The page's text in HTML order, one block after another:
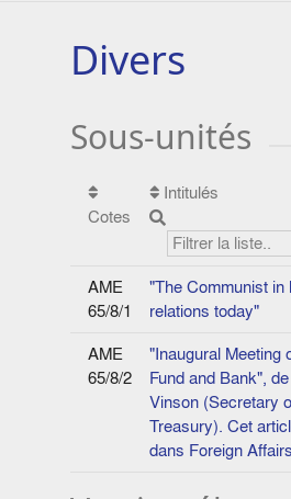
Divers
Sous-unités
Cotes
Intitulés
AME
65/8/1
"The Communist in
relations today"
AME
65/8/2
"Inaugural Meeting
Fund and Bank",
Vinson (Secretary
Treasury). Cet
dans Foreign